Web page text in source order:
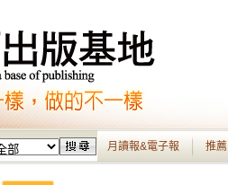
月讀報&電子報 推